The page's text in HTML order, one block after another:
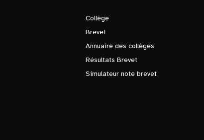
Collège
Brevet
Annuaire des collèges
Résultats Brevet
Simulateur note brevet